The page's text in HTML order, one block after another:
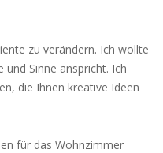
zu verändern. Ich wollte
und Sinne anspricht. Ich
die Ihnen kreative Ideen
für das Wohnzimmer